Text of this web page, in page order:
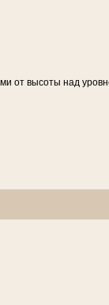
от высоты над